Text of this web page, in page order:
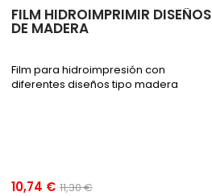
FILM HIDROIMPRIMIR DISEÑOS
DE MADERA
Film para hidroimpresión con
diferentes diseños tipo madera
10,74 € 11,30 €